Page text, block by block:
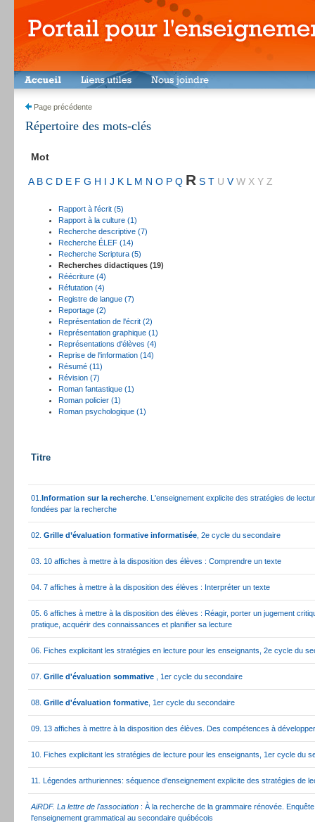
Page précédente
Répertoire des mots-clés
Mot
A B C D E F G H I J K L M N O P Q R S T U V W X Y Z
Rapport à l'écrit (5)
Rapport à la culture (1)
Recherche descriptive (7)
Recherche ÉLEF (14)
Recherche Scriptura (5)
Recherches didactiques (19)
Réécriture (4)
Réfutation (4)
Registre de langue (7)
Reportage (2)
Représentation de l'écrit (2)
Représentation graphique (1)
Représentations d'élèves (4)
Reprise de l'information (14)
Résumé (11)
Révision (7)
Roman fantastique (1)
Roman policier (1)
Roman psychologique (1)
Titre
01. Information sur la recherche . L'enseignement explicite des stratégies de
fondées par la recherche
02. Grille d’évaluation formative informatisée , 2e cycle du secondaire
03. 10 affiches à mettre à la disposition des élèves : Comprendre un texte
04. 7 affiches à mettre à la disposition des élèves : Interpréter un texte
05. 6 affiches à mettre à la disposition des élèves : Réagir, porter un jugement
pratique, acquérir des connaissances et planifier sa lecture
06. Fiches explicitant les stratégies en lecture pour les enseignants, 2e cycle du
07. Grille d'évaluation sommative , 1er cycle du secondaire
08. Grille d'évaluation formative , 1er cycle du secondaire
09. 13 affiches à mettre à la disposition des élèves. Des compétences à
10. Fiches explicitant les stratégies de lecture pour les enseignants, 1er cycle du
11. Légendes arthuriennes: séquence d'enseignement explicite des stratégies de
AiRDF. La lettre de l'association : À la recherche de la grammaire rénovée.
l'enseignement grammatical au secondaire québécois